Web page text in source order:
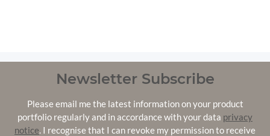
Newsletter Subscribe
Please email me the latest information on your product
portfolio regularly and in accordance with your data privacy
notice. I recognise that I can revoke my permission to receive